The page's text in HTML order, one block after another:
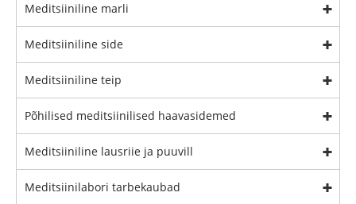
Meditsiiniline marli
Meditsiiniline side
Meditsiiniline teip
Põhilised meditsiinilised haavasidemed
Meditsiiniline lausriie ja puuvill
Meditsiinilabori tarbekaubad